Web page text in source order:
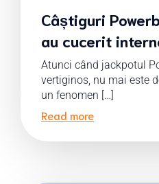
Câștiguri
au cucerit
Atunci când jackpotul
vertiginos, nu mai este
un fenomen […]
Read more